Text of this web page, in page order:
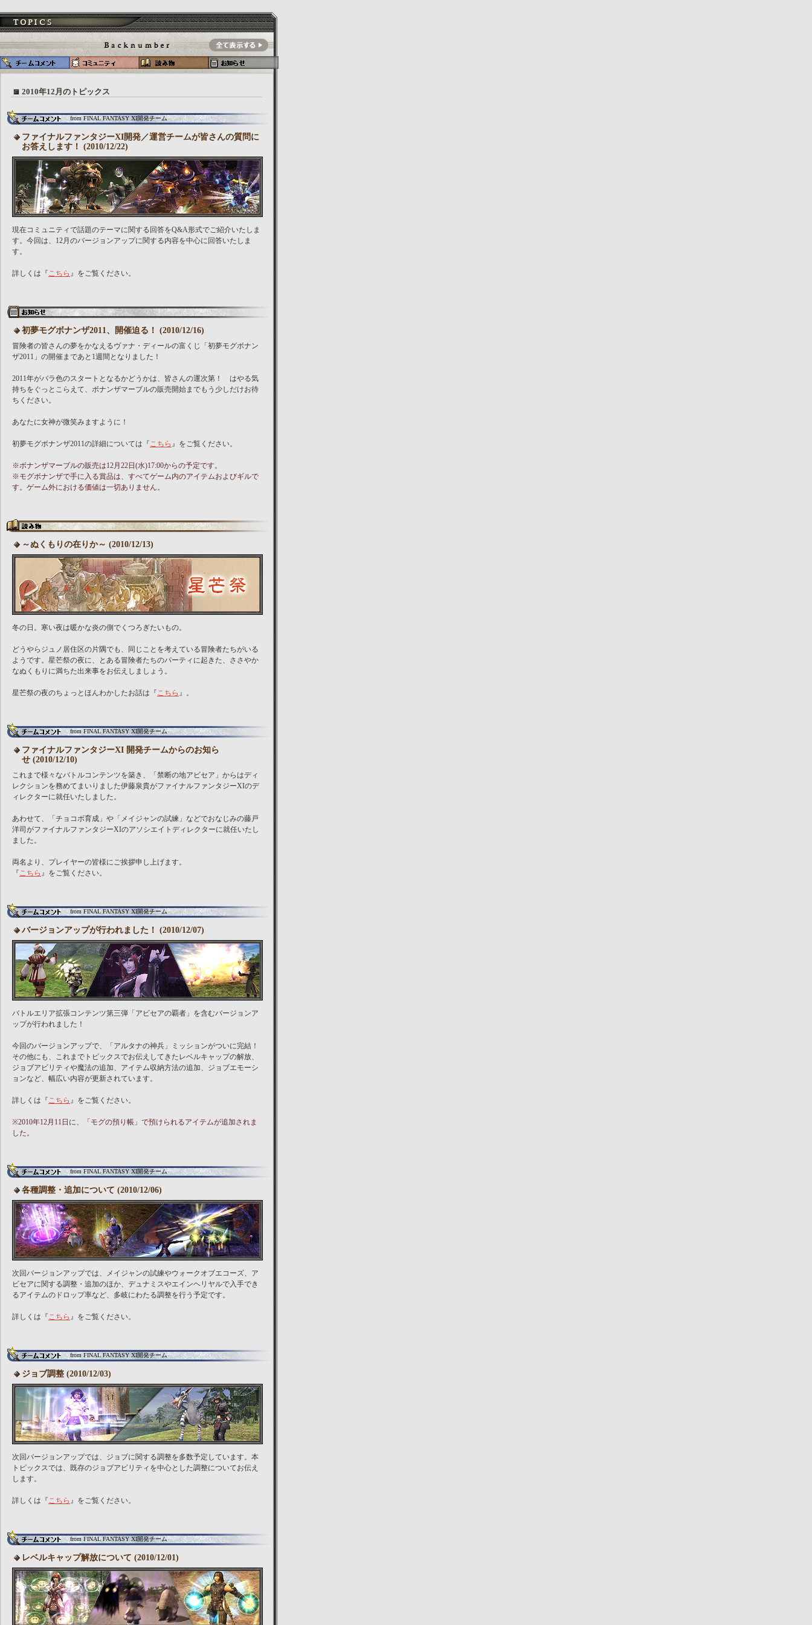
2010年12月のトピックス
from FINAL FANTASY XI開発チーム
ファイナルファンタジーXI開発／運営チームが皆さんの質問に
お答えします！ (2010/12/22)
現在コミュニティで話題のテーマに関する回答をQ&A形式でご紹介いたしま
す。今回は、12月のバージョンアップに関する内容を中心に回答いたしま
す。
詳しくは『こちら 』をご覧ください。
初夢モグボナンザ2011、開催迫る！ (2010/12/16)
冒険者の皆さんの夢をかなえるヴァナ・ディールの富くじ「初夢モグボナン
ザ2011」の開催まであと1週間となりました！
2011年がバラ色のスタートとなるかどうかは、皆さんの運次第！ はやる気
持ちをぐっとこらえて、ボナンザマーブルの販売開始までもう少しだけお待
ちください。
あなたに女神が微笑みますように！
初夢モグボナンザ2011の詳細については『こちら 』をご覧ください。
※ボナンザマーブルの販売は12月22日(水)17:00からの予定です。
※モグボナンザで手に入る賞品は、すべてゲーム内のアイテムおよびギルで
す。ゲーム外における価値は一切ありません。
～ぬくもりの在りか～ (2010/12/13)
冬の日。寒い夜は暖かな炎の側でくつろぎたいもの。
どうやらジュノ居住区の片隅でも、同じことを考えている冒険者たちがいる
ようです。星芒祭の夜に、とある冒険者たちのパーティに起きた、ささやか
なぬくもりに満ちた出来事をお伝えしましょう。
星芒祭の夜のちょっとほんわかしたお話は『こちら 』。
from FINAL FANTASY XI開発チーム
ファイナルファンタジーXI 開発チームからのお知ら
せ (2010/12/10)
これまで様々なバトルコンテンツを築き、「禁断の地アビセア」からはディ
レクションを務めてまいりました伊藤泉貴がファイナルファンタジーXIのデ
ィレクターに就任いたしました。
あわせて、「チョコボ育成」や「メイジャンの試練」などでおなじみの藤戸
洋司がファイナルファンタジーXIのアソシエイトディレクターに就任いたし
ました。
両名より、プレイヤーの皆様にご挨拶申し上げます。
『こちら 』をご覧ください。
from FINAL FANTASY XI開発チーム
バージョンアップが行われました！ (2010/12/07)
バトルエリア拡張コンテンツ第三弾「アビセアの覇者」を含むバージョンア
ップが行われました！
今回のバージョンアップで、「アルタナの神兵」ミッションがついに完結！
その他にも、これまでトピックスでお伝えしてきたレベルキャップの解放、
ジョブアビリティや魔法の追加、アイテム収納方法の追加、ジョブエモーシ
ョンなど、幅広い内容が更新されています。
詳しくは『こちら 』をご覧ください。
※2010年12月11日に、「モグの預り帳」で預けられるアイテムが追加されま
した。
from FINAL FANTASY XI開発チーム
各種調整・追加について (2010/12/06)
次回バージョンアップでは、メイジャンの試練やウォークオブエコーズ、ア
ビセアに関する調整・追加のほか、デュナミスやエインヘリヤルで入手でき
るアイテムのドロップ率など、多岐にわたる調整を行う予定です。
詳しくは『こちら 』をご覧ください。
from FINAL FANTASY XI開発チーム
ジョブ調整 (2010/12/03)
次回バージョンアップでは、ジョブに関する調整を多数予定しています。本
トピックスでは、既存のジョブアビリティを中心とした調整についてお伝え
します。
詳しくは『こちら 』をご覧ください。
from FINAL FANTASY XI開発チーム
レベルキャップ解放について (2010/12/01)